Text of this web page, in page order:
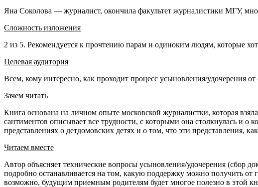
Яна Соколова — журналист, окончила факультет журналистики МГУ,
Сложность изложения
2 из 5. Рекомендуется к прочтению парам и одиноким людям, которые
Целевая аудитория
Всем, кому интересно, как проходит процесс усыновления/удочерения
Зачем читать
Книга основана на личном опыте московской журналистки, которая
сантиментов описывает все трудности, с которыми она столкнулась и
представлениях о детдомовских детях и о том, что эти представления,
Читаем вместе
Автор объясняет технические вопросы усыновления/удочерения (сбор
подробно останавливается на том, какую поддержку можно получить
возможно, будущим приемным родителям будет многое полезно в этой